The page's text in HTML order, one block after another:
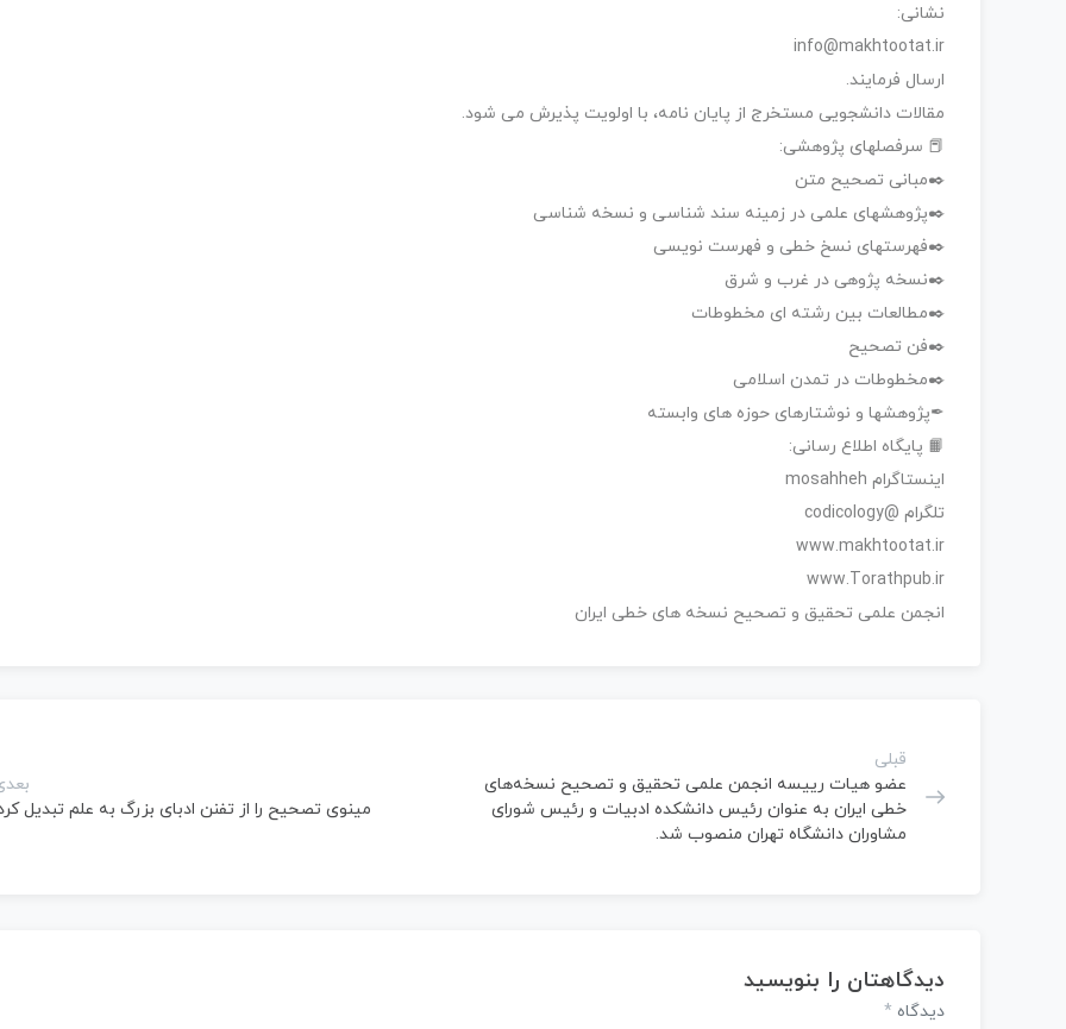
نشانی:
info@makhtootat.ir
ارسال فرمایند.
مقالات دانشجویی مستخرج از پایان نامه، با اولویت پذیرش می شود.
📕 سرفصلهای پژوهشی:
✒️مبانی تصحیح متن
✒️پژوهشهای علمی در زمینه سند شناسی و نسخه شناسی
✒️فهرستهای نسخ خطی و فهرست نویسی
✒️نسخه پژوهی در غرب و شرق
✒️مطالعات بین رشته ای مخطوطات
✒️فن تصحیح
✒️مخطوطات در تمدن اسلامی
✒پژوهشها و نوشتارهای حوزه های وابسته
📙 پایگاه اطلاع رسانی:
اینستاگرام mosahheh
تلگرام @codicology
www.makhtootat.ir
www.Torathpub.ir
انجمن علمی تحقیق و تصحیح نسخه های خطی ایران
قبلی
عضو هیات رییسه انجمن علمی تحقیق و تصحیح نسخه‌های
خطی ایران به عنوان رئیس دانشکده ادبیات و رئیس شورای
مشاوران دانشگاه تهران منصوب شد.
مینوی تصحیح را از تفنن ادبای بزرگ به علم تبدیل
دیدگاهتان را بنویسید
دیدگاه *